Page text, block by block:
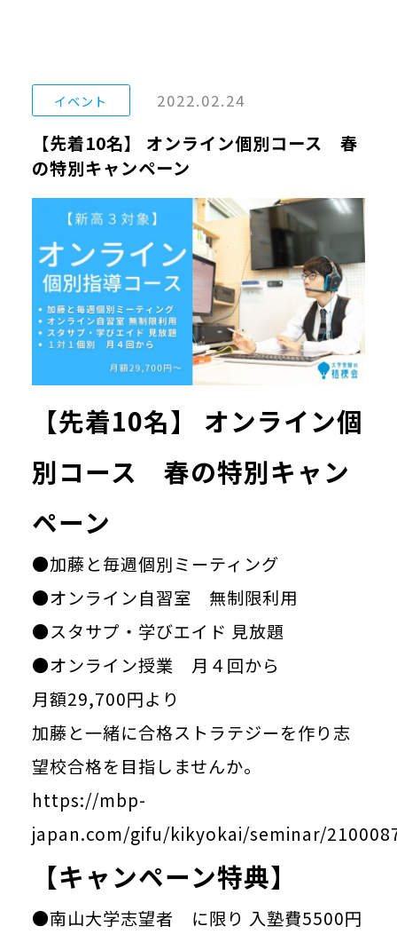
イベント 2022.02.24
【先着10名】 オンライン個別コース 春
の特別キャンペーン
【先着10名】 オンライン個
別コース 春の特別キャン
ペーン
●加藤と毎週個別ミーティング
●オンライン自習室 無制限利用
●スタサプ・学びエイド 見放題
●オンライン授業 月４回から
月額29,700円より
加藤と一緒に合格ストラテジーを作り志
望校合格を目指しませんか。
https://mbp-
japan.com/gifu/kikyokai/seminar/
【キャンペーン特典】
●南山大学志望者 に限り 入塾費5500円